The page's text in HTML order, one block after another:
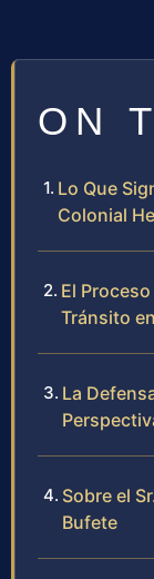
ON
Lo Que
Colonial
El
Tránsito
La
Sobre el
Bufete